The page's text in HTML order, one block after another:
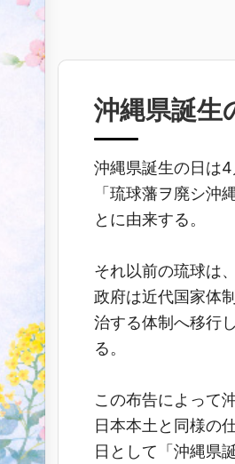
沖縄県誕生
沖縄県誕生の日は
「琉球藩ヲ廃シ沖
とに由来する。
それ以前の琉球は
政府は近代国家体
治する体制へ移行
る。
この布告によって
日本本土と同様の
日として「沖縄県